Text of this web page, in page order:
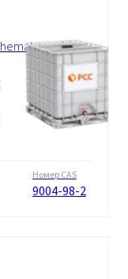
Номер CAS
9004-98-2